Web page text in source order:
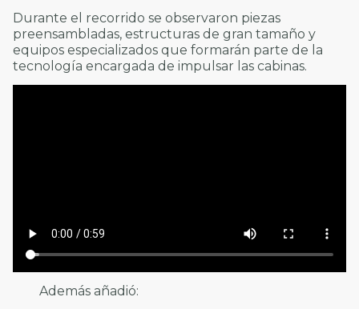
Durante el recorrido se observaron piezas
preensambladas, estructuras de gran tamaño y
equipos especializados que formarán parte de la
tecnología encargada de impulsar las cabinas.
Además añadió: